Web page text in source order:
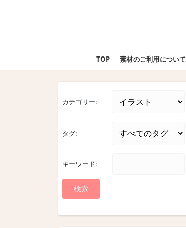
TOP 素材のご利用について
カテゴリー:
タグ:
キーワード: